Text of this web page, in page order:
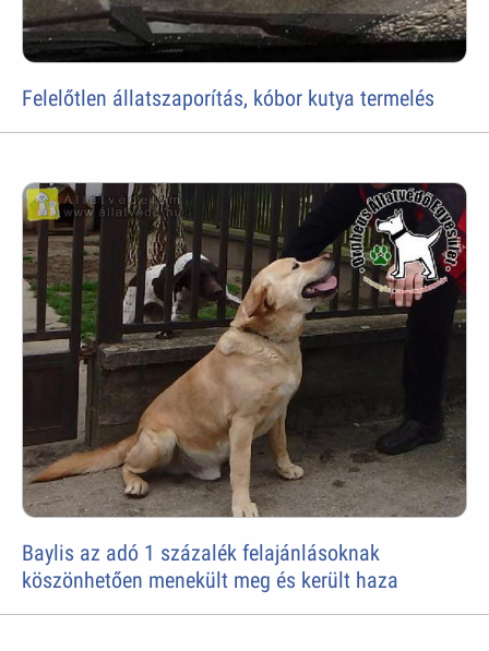
Felelőtlen állatszaporítás, kóbor kutya termelés
Baylis az adó 1 százalék felajánlásoknak
köszönhetően menekült meg és került haza